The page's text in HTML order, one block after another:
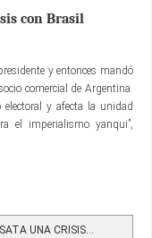
con Brasil
y entonces mandó
comercial de Argentina.
electoral y afecta la unidad
el imperialismo yanqui”,
UNA CRISIS...